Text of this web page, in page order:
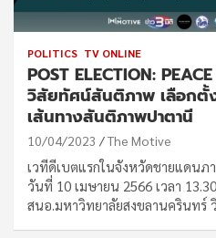
POLITICS TV ONLINE
POST ELECTION:
วิสัยทัศน์สันติภาพ เลือกตั้
เส้นทางสันติภาพปาตานี
10/04/2023 The Motive
เวทีดีเบตแรกในจังหวัดชายแดนภ
วันที่ 10 เมษายน 2566 เวลา
สนอ.มหาวิทยาลัยสงขลานครินทร์